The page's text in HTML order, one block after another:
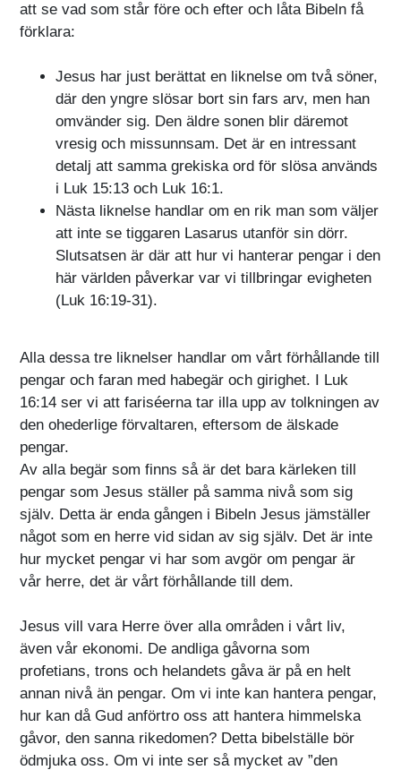
att se vad som står före och efter och låta Bibeln få
förklara:
Jesus har just berättat en liknelse om två söner,
där den yngre slösar bort sin fars arv, men han
omvänder sig. Den äldre sonen blir däremot
vresig och missunnsam. Det är en intressant
detalj att samma grekiska ord för slösa används
i Luk 15:13 och Luk 16:1.
Nästa liknelse handlar om en rik man som väljer
att inte se tiggaren Lasarus utanför sin dörr.
Slutsatsen är där att hur vi hanterar pengar i den
här världen påverkar var vi tillbringar evigheten
(Luk 16:19-31).
Alla dessa tre liknelser handlar om vårt förhållande till
pengar och faran med habegär och girighet. I Luk
16:14 ser vi att fariséerna tar illa upp av tolkningen av
den ohederlige förvaltaren, eftersom de älskade
pengar.
Av alla begär som finns så är det bara kärleken till
pengar som Jesus ställer på samma nivå som sig
själv. Detta är enda gången i Bibeln Jesus jämställer
något som en herre vid sidan av sig själv. Det är inte
hur mycket pengar vi har som avgör om pengar är
vår herre, det är vårt förhållande till dem.
Jesus vill vara Herre över alla områden i vårt liv,
även vår ekonomi. De andliga gåvorna som
profetians, trons och helandets gåva är på en helt
annan nivå än pengar. Om vi inte kan hantera pengar,
hur kan då Gud anförtro oss att hantera himmelska
gåvor, den sanna rikedomen? Detta bibelställe bör
ödmjuka oss. Om vi inte ser så mycket av ”den